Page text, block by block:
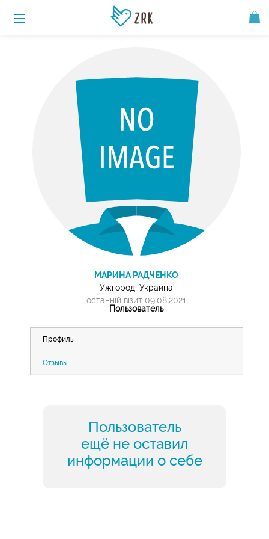
МАРИНА РАДЧЕНКО
Ужгород, Украина
останній візит 09.08.2021
Пользователь
Профиль
Отзывы
Пользователь
ещё не оставил
информации о себе